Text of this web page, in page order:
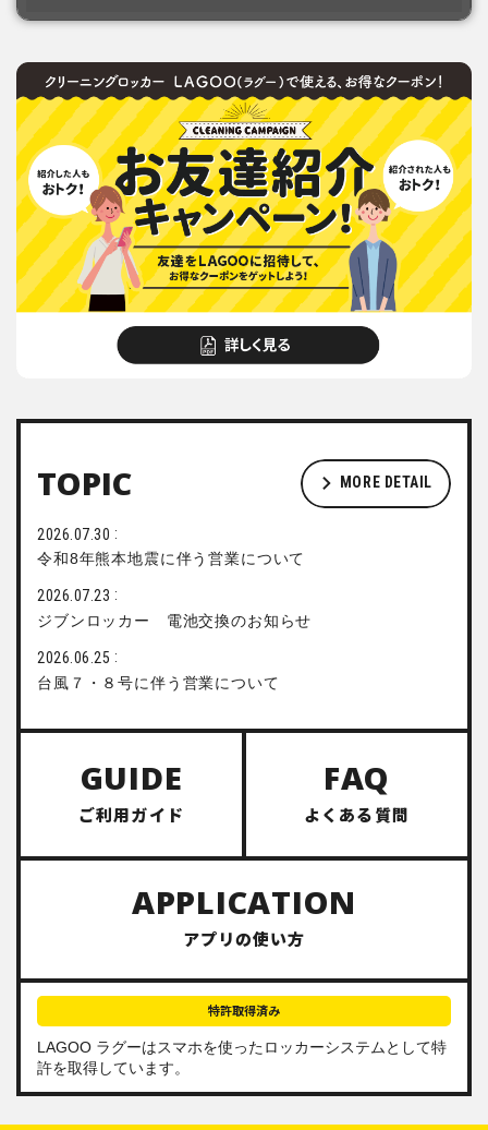
TOPIC MORE DETAIL
2026.07.30
令和8年熊本地震に伴う営業について
2026.07.23
ジブンロッカー 電池交換のお知らせ
2026.06.25
台風７・８号に伴う営業について
GUIDE
ご利用ガイド
APPLICATION
アプリの使い方
FAQ
よくある質問
特許取得済み
LAGOO ラグーはスマホを使ったロッカーシステム として特
許を取得しています。